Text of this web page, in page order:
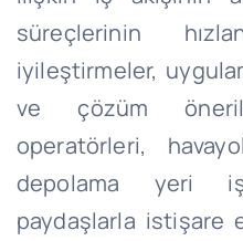
süreçlerinin
iyileştirmeler,
ve çözüm
operatörleri,
depolama yeri
paydaşlarla istişare